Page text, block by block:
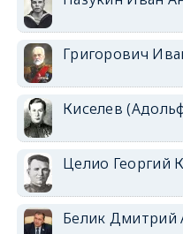
Григорович
Киселев
Целио Георгий
Белик Дмитрий